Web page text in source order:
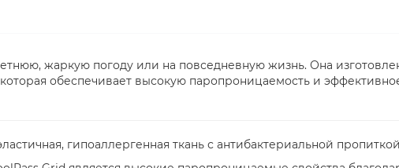
жаркую погоду или на повседневную жизнь. Она
обеспечивает высокую паропроницаемость и
гипоаллергенная ткань с антибактериальной